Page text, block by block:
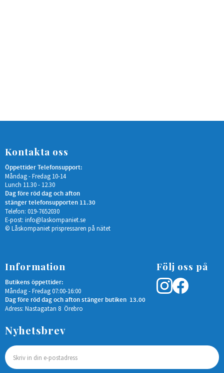
Kontakta oss
Öppettider Telefonsupport:
Måndag - Fredag 10-14
Lunch 11.30 - 12.30
Dag före röd dag och afton
stänger telefonsupporten 11.30
Telefon: 019-7652030
E-post: info@laskompaniet.se
© Låskompaniet prispressaren på nätet
Information
Butikens öppettider:
Måndag - Fredag 07:00-16:00
Dag före röd dag och afton stänger butiken 13.00
Adress: Nastagatan 8 Örebro
Följ oss på
Nyhetsbrev